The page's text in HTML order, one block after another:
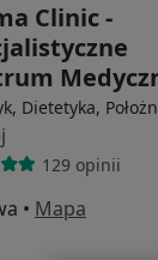
Clinic -
Dietetyka,
129 opinii
• Mapa